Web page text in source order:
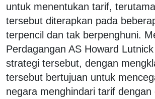
untuk menentukan tarif,
tersebut diterapkan pada
terpencil dan tak berpenghuni.
Perdagangan AS Howard
strategi tersebut, dengan
tersebut bertujuan untuk
negara menghindari tarif dengan